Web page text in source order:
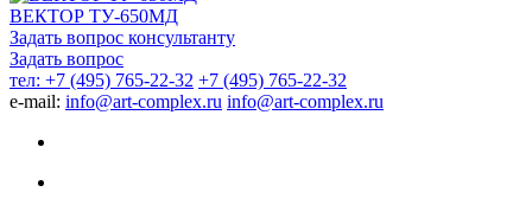
ВЕКТОР ТУ-650МД
Задать вопрос консультанту
Задать вопрос
тел: +7 (495) 765-22-32 +7 (495) 765-22-32
e-mail: info@art-complex.ru info@art-complex.ru